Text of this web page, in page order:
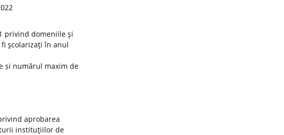
privind domeniile şi
şcolarizaţi în anul
și numărul maxim de
aprobarea
instituţiilor de